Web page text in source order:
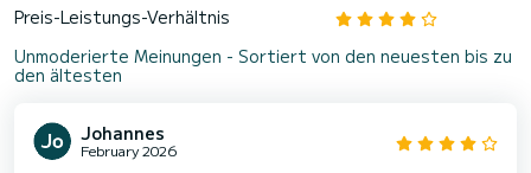
Preis-Leistungs-Verhältnis
Unmoderierte Meinungen - Sortiert von den neuesten bis zu
den ältesten
Johannes
February 2026